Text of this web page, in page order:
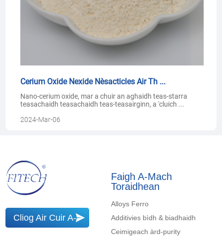
Cerium Oxide Nexide Nèsacticles Air Th ...
Nano-cerium oxide, mar a chuir an aghaidh teas-starra
teasachaidh teasachaidh teas-teasairginn, a 'cluich ...
2024-Mar-06
Cliog Air Cuir A-
Faigh A-Mach
Toraidhean
Alloys Ferro
Additivies bìdh & biadhaidh
Ceimigeach àrd-purity